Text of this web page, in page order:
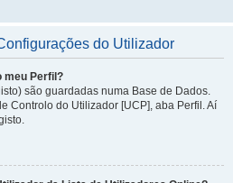
do Utilizador
meu Perfil?
são guardadas numa Base de Dados.
Controlo do Utilizador [UCP], aba Perfil. Aí